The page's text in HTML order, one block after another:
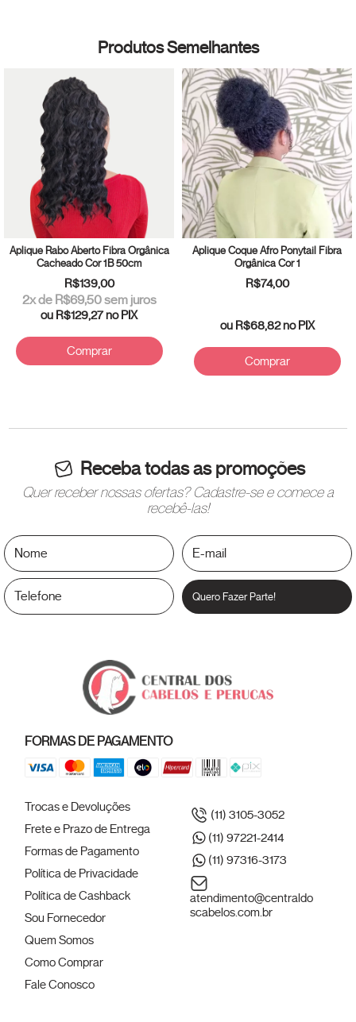
Produtos Semelhantes
Aplique Rabo Aberto Fibra Orgânica
Cacheado Cor 1B 50cm
R$139,00
2x de R$69,50sem juros
ou R$129,27no PIX
Comprar
Aplique Coque Afro Ponytail Fibra
Orgânica Cor 1
R$74,00
ou R$68,82no PIX
Comprar
Receba todas as promoções
Quer receber nossas ofertas? Cadastre-se e comece a
recebê-las!
Quero Fazer Parte!
FORMAS DE PAGAMENTO
Trocas e Devoluções
Frete e Prazo de Entrega
Formas de Pagamento
Política de Privacidade
Política de Cashback
Sou Fornecedor
Quem Somos
Como Comprar
Fale Conosco
(11) 3105-3052
(11) 97221-2414
(11) 97316-3173
atendimento@centraldo
scabelos.com.br